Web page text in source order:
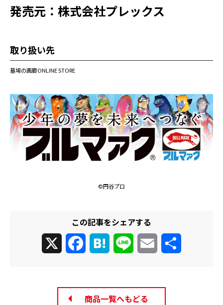
発売元：株式会社プレックス
取り扱い先
墓場の画廊ONLINE STORE
©円谷プロ
この記事をシェアする
FacebookHatena Line Email
商品一覧へもどる